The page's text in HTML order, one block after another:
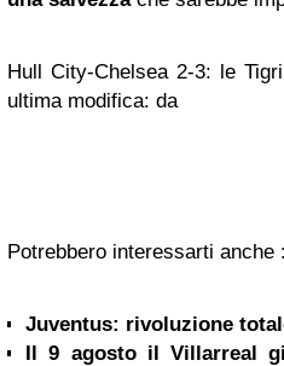
Hull City-Chelsea 2-3: le
ultima modifica: da
Potrebbero interessarti anche :
Juventus: rivoluzione
Il 9 agosto il Villarreal